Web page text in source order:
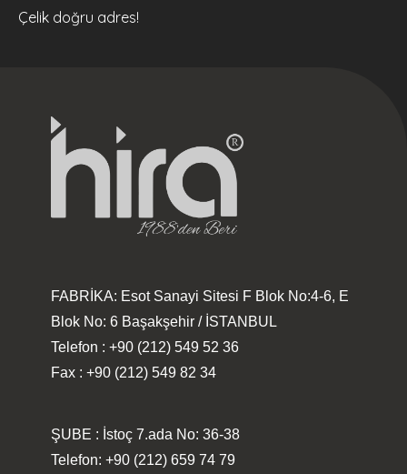
Çelik doğru adres!
FABRİKA: Esot Sanayi Sitesi F Blok No:4-6, E
Blok No: 6 Başakşehir / İSTANBUL
Telefon : +90 (212) 549 52 36
Fax : +90 (212) 549 82 34
ŞUBE : İstoç 7.ada No: 36-38
Telefon: +90 (212) 659 74 79